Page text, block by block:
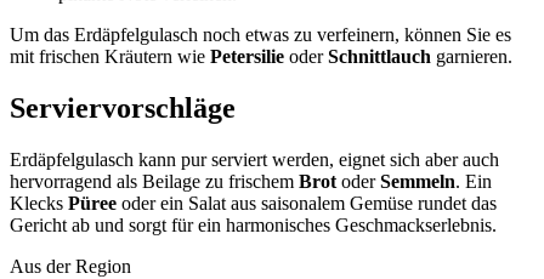
Um das Erdäpfelgulasch noch etwas zu verfeinern, können Sie es
mit frischen Kräutern wie Petersilie oderSchnittlauch garnieren.
Serviervorschläge
Erdäpfelgulasch kann pur serviert werden, eignet sich aber auch
hervorragend als Beilage zu frischem Brot oderSemmeln. Ein
Klecks Püree oder ein Salat aus saisonalem Gemüse rundet das
Gericht ab und sorgt für ein harmonisches Geschmackserlebnis.
Aus der Region